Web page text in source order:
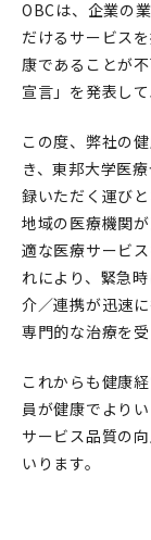
OBCは、企業の
だけるサービス
康であることが
宣言」を発表し
この度、弊社の
き、東邦大学医
録いただく運び
地域の医療機関
適な医療サービ
れにより、緊急
介／連携が迅速
専門的な治療を
これからも健康
員が健康でより
サービス品質の
いります。